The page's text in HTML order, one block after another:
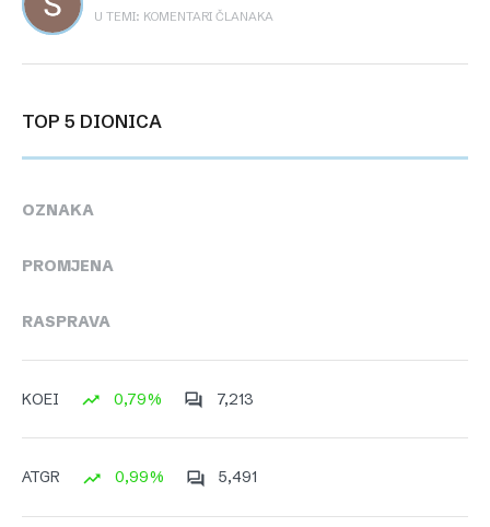
U TEMI: KOMENTARI ČLANAKA
TOP 5 DIONICA
OZNAKA
PROMJENA
RASPRAVA
KOEI 0,79% 7,213
ATGR 0,99% 5,491